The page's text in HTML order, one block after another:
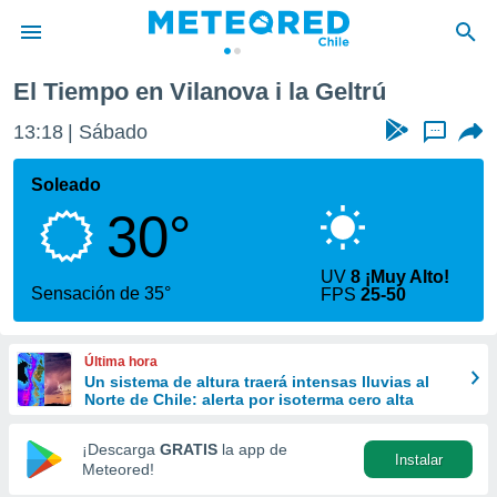
de
por
que se
calidad.
a este
las
y
forma
digital
basada
El Tiempo en Vilanova i la Geltrú
13:18 Sábado ...
Soleado
30°
Sensación de 35°
UV8 ¡Muy Alto!
FPS25-50
Última hora
Un sistema de altura traerá intensas lluvias al
Norte de Chile: alerta por isoterma cero alta
¡Descarga GRATIS la app de
Meteored!
Instalar